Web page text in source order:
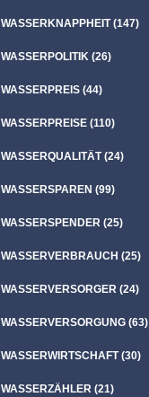
WASSERKNAPPHEIT(147)
WASSERPOLITIK (26)
WASSERPREIS(44)
WASSERPREISE(110)
WASSERQUALITÄT(24)
WASSERSPAREN (99)
WASSERSPENDER (25)
WASSERVERBRAUCH (25)
WASSERVERSORGER (24)
WASSERVERSORGUNG(63)
WASSERWIRTSCHAFT(30)
WASSERZÄHLER (21)